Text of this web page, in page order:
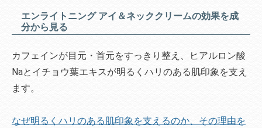
エンライトニング アイ＆ネッククリームの効果を成
分から見る
カフェインが目元・首元をすっきり整え、ヒアルロン酸
Naとイチョウ葉エキスが明るくハリのある肌印象を支え
ます。
なぜ明るくハリのある肌印象を支えるのか、その理由を